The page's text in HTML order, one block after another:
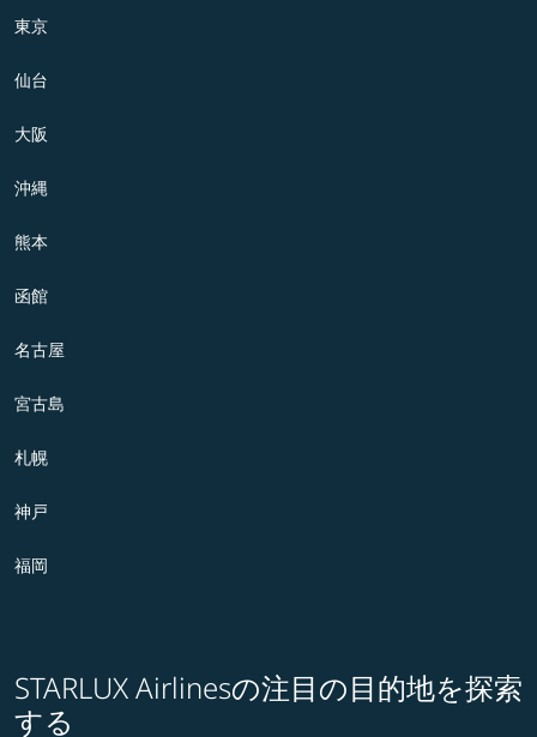
東京
仙台
大阪
沖縄
熊本
函館
名古屋
宮古島
札幌
神戸
福岡
STARLUX Airlinesの注目の目的地を探索
する